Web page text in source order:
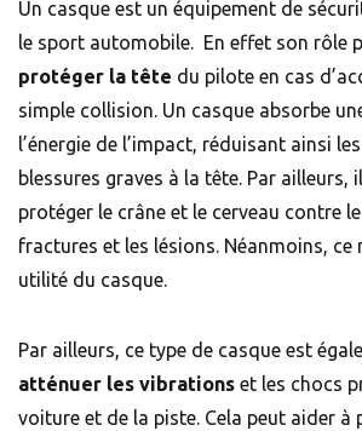
Un casque est un équipement de
le sport automobile. En effet son rôle
protéger la tête du pilote en cas
simple collision. Un casque absorbe
l’énergie de l’impact, réduisant ainsi
blessures graves à la tête. Par ailleurs,
protéger le crâne et le cerveau contre
fractures et les lésions. Néanmoins, ce
utilité du casque.
Par ailleurs, ce type de casque est
atténuer les vibrations et les chocs
voiture et de la piste. Cela peut aider à